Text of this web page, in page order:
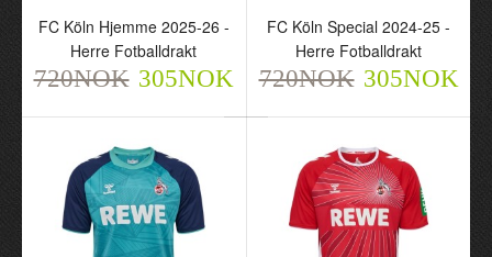
FC Köln Hjemme 2025-
26 - Herre Fotballdrakt
FC Köln Special 2024-25
- Herre Fotballdrakt
FC Köln Hjemme 2025-26 -
Herre Fotballdrakt
720NOK 305NOK
FC Köln Special 2024-25 -
Herre Fotballdrakt
720NOK 305NOK